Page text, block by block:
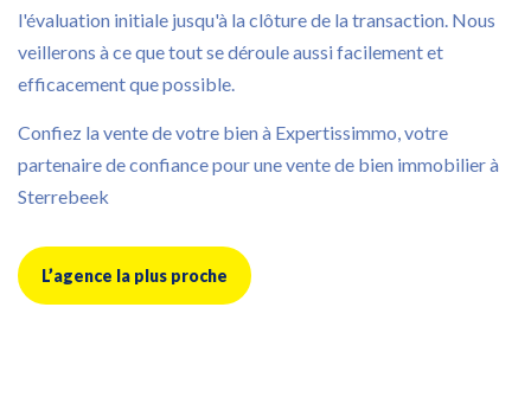
l'évaluation initiale jusqu'à la clôture de la transaction. Nous
veillerons à ce que tout se déroule aussi facilement et
efficacement que possible.
Confiez la vente de votre bien à Expertissimmo, votre
partenaire de confiance pour une vente de bien immobilier à
Sterrebeek
L’agence la plus proche